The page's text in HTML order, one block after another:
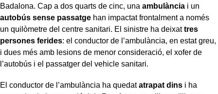
Badalona. Cap a dos quarts de cinc, una ambulància i un
autobús sense passatge han impactat frontalment a només
un quilòmetre del centre sanitari. El sinistre ha deixattres
persones ferides: el conductor de l’ambulància, en estat greu,
i dues més amb lesions de menor consideració, el xofer de
l’autobús i el passatger del vehicle sanitari.
El conductor de l’ambulància ha quedatatrapat dins i ha